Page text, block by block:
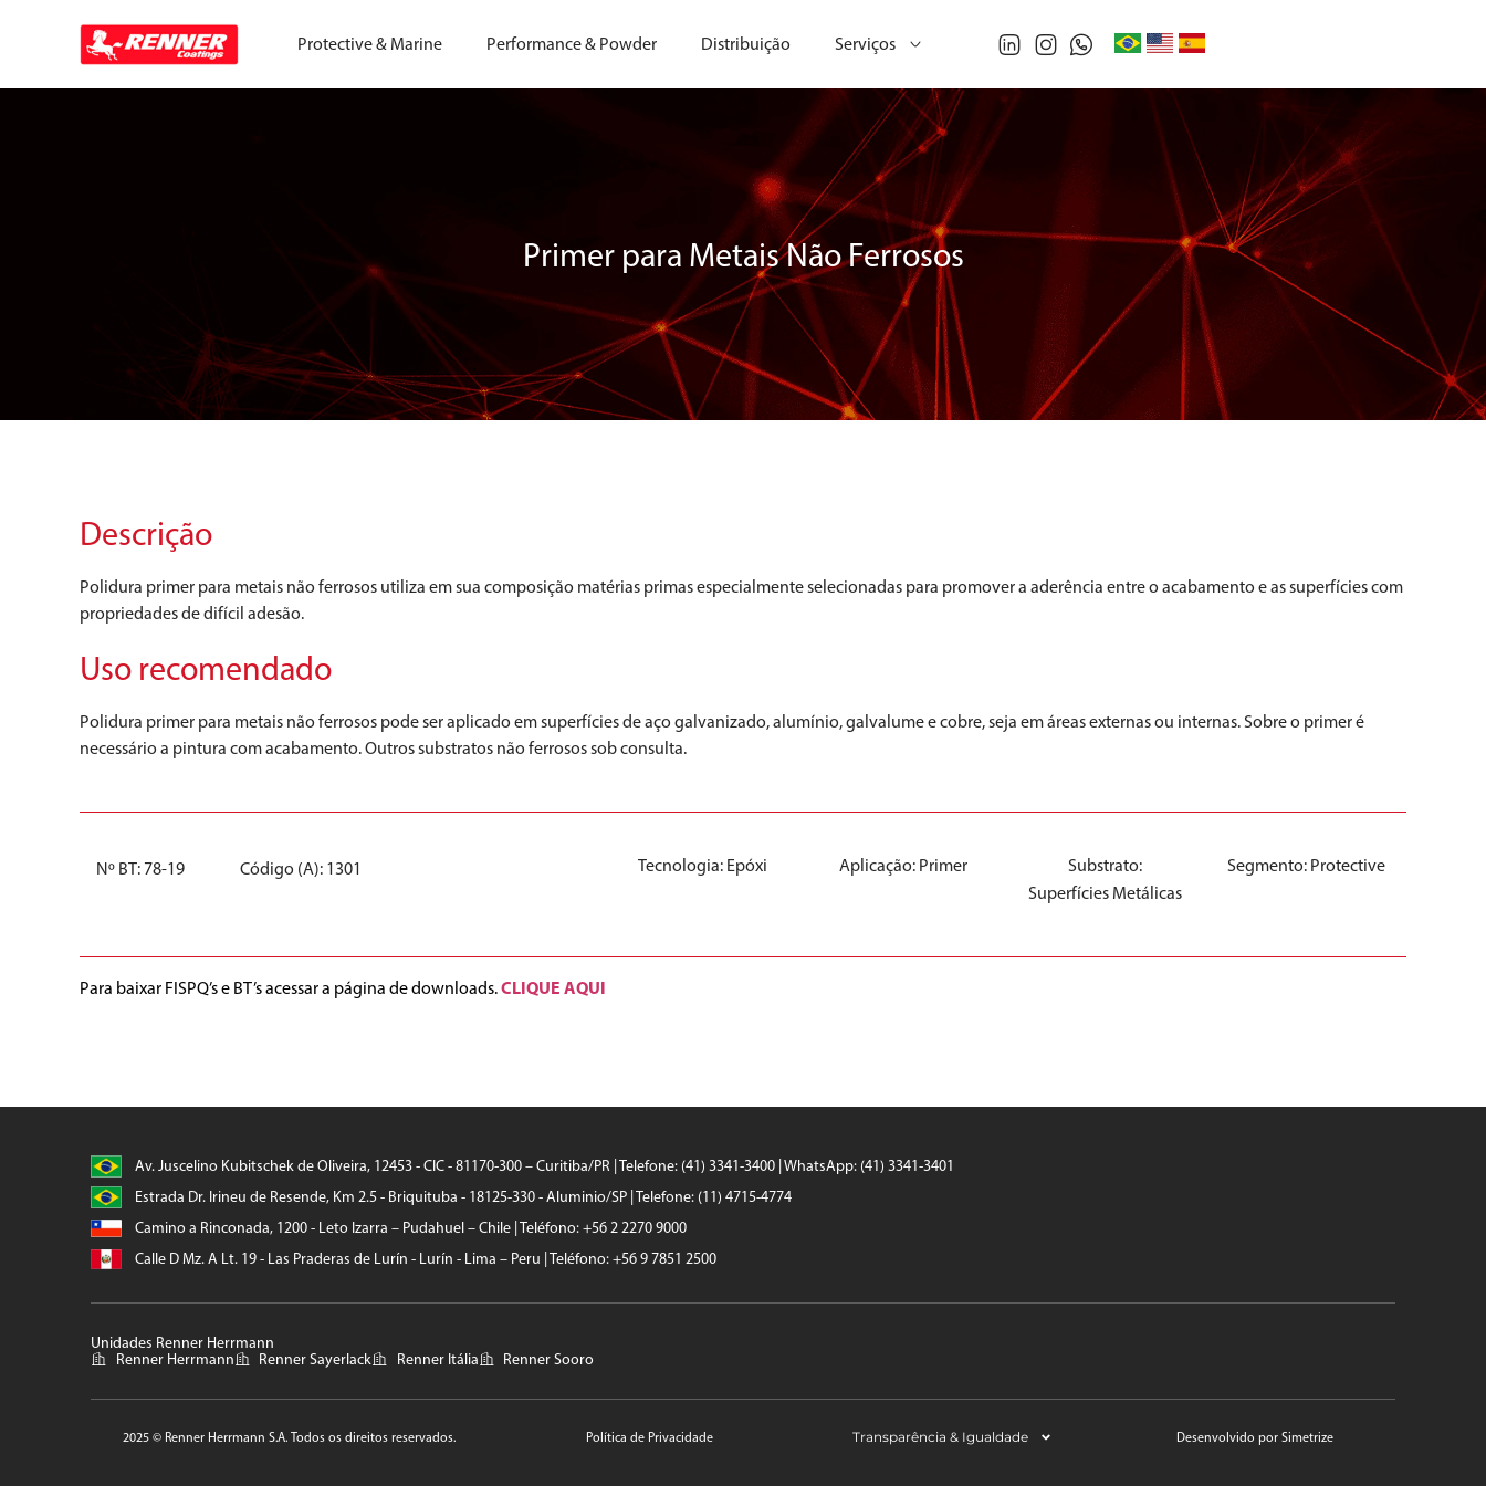
Protective & Marine Performance & Powder Distribuição Serviços
Primer para Metais Não Ferrosos
Descrição
Polidura primer para metais não ferrosos utiliza em sua composição matérias primas especialmente selecionadas para promover a aderência entre o acabamento e as superfícies com
propriedades de difícil adesão.
Uso recomendado
Polidura primer para metais não ferrosos pode ser aplicado em superfícies de aço galvanizado, alumínio, galvalume e cobre, seja em áreas externas ou internas. Sobre o primer é
necessário a pintura com acabamento. Outros substratos não ferrosos sob consulta.
Nº BT: 78-19 Código (A): 1301 Tecnologia: Epóxi Aplicação: Primer
Substrato:
Superfícies Metálicas
Segmento: Protective
Para baixar FISPQ’s e BT’s acessar a página de downloads.CLIQUE AQUI
Av. Juscelino Kubitschek de Oliveira, 12453 - CIC - 81170-300 – Curitiba/PR | Telefone: (41) 3341-3400 | WhatsApp: (41) 3341-3401
Estrada Dr. Irineu de Resende, Km 2.5 - Briquituba - 18125-330 - Aluminio/SP | Telefone: (11) 4715-4774
Camino a Rinconada, 1200 - Leto Izarra – Pudahuel – Chile | Teléfono: +56 2 2270 9000
Calle D Mz. A Lt. 19 - Las Praderas de Lurín - Lurín - Lima – Peru | Teléfono: +56 9 7851 2500
Unidades Renner Herrmann
Renner Herrmann
Renner Sayerlack Renner Itália Renner Sooro
2025 © Renner Herrmann S.A. Todos os direitos reservados. Política de Privacidade Transparência & Igualdade Desenvolvido por Simetrize